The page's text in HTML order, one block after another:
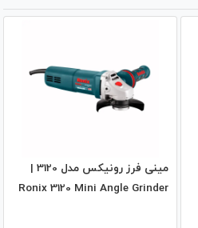
مینی فرز رونیکس مدل 3120 |
Ronix 3120 Mini Angle Grinder